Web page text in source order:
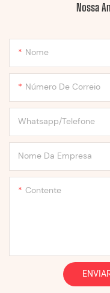
Nossa
Nome
Número De Correio
Whatsapp/Telefone
Nome Da Empresa
Contente